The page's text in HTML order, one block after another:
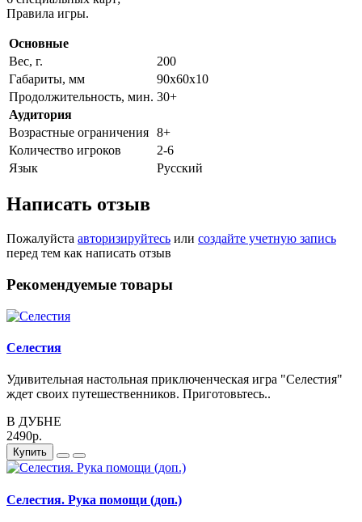
Правила игры.
Основные
Вес, г.
200
Габариты, мм
90х60х10
Продолжительность, мин. 30+
Аудитория
Возрастные ограничения 8+
Количество игроков
2-6
Язык
Русский
Написать отзыв
Пожалуйста авторизируйтесь или создайте учетную запись
перед тем как написать отзыв
Рекомендуемые товары
Селестия
Удивительная настольная приключенческая игра "Селестия"
ждет своих путешественников. Приготовьтесь..
В ДУБНЕ
2490р.
Купить
Селестия. Рука помощи (доп.)